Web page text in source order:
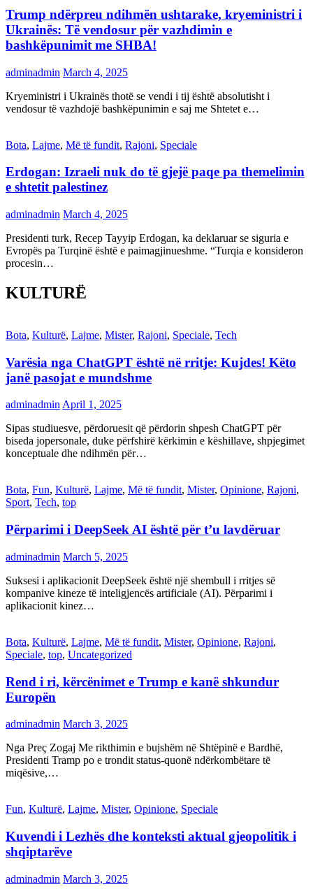
Trump ndërpreu ndihmën ushtarake, kryeministri i
Ukrainës: Të vendosur për vazhdimin e
bashkëpunimit me SHBA!
adminadmin March 4, 2025
Kryeministri i Ukrainës thotë se vendi i tij është absolutisht i
vendosur të vazhdojë bashkëpunimin e saj me Shtetet e…
Bota, Lajme, Më të fundit, Rajoni, Speciale
Erdogan: Izraeli nuk do të gjejë paqe pa themelimin
e shtetit palestinez
adminadmin March 4, 2025
Presidenti turk, Recep Tayyip Erdogan, ka deklaruar se siguria e
Evropës pa Turqinë është e paimagjinueshme. “Turqia e konsideron
procesin…
KULTURË
Bota, Kulturë, Lajme, Mister, Rajoni, Speciale, Tech
Varësia nga ChatGPT është në rritje: Kujdes! Këto
janë pasojat e mundshme
adminadmin April 1, 2025
Sipas studiuesve, përdoruesit që përdorin shpesh ChatGPT për
biseda jopersonale, duke përfshirë kërkimin e këshillave, shpjegimet
konceptuale dhe ndihmën për…
Bota, Fun, Kulturë, Lajme, Më të fundit, Mister, Opinione, Rajoni,
Sport, Tech, top
Përparimi i DeepSeek AI është për t’u lavdëruar
adminadmin March 5, 2025
Suksesi i aplikacionit DeepSeek është një shembull i rritjes së
kompanive kineze të inteligjencës artificiale (AI). Përparimi i
aplikacionit kinez…
Bota, Kulturë, Lajme, Më të fundit, Mister, Opinione, Rajoni,
Speciale, top, Uncategorized
Rend i ri, kërcënimet e Trump e kanë shkundur
Europën
adminadmin March 3, 2025
Nga Preç Zogaj Me rikthimin e bujshëm në Shtëpinë e Bardhë,
Presidenti Tramp po e trondit status-quonë ndërkombëtare të
miqësive,…
Fun, Kulturë, Lajme, Mister, Opinione, Speciale
Kuvendi i Lezhës dhe konteksti aktual gjeopolitik i
shqiptarëve
adminadmin March 3, 2025